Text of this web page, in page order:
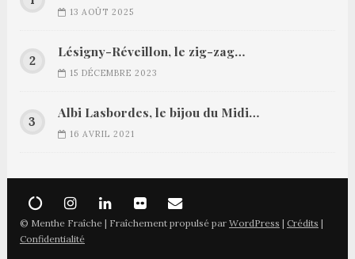
13 AOÛT 2025
Lésigny-Réveillon, le zig-zag…
15 DÉCEMBRE 2023
Albi Lasbordes, le bijou du Midi…
16 AVRIL 2021
© Menthe Fraîche | Fraîchement propulsé par WordPress | Crédits |
Confidentialité